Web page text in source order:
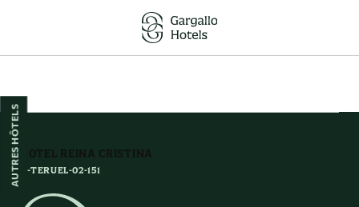
HOTEL REINA CRISTINA
H-TERUEL-02-151
AUTRES HÔTELS